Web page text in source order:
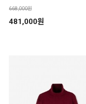
668,000원
481,000원